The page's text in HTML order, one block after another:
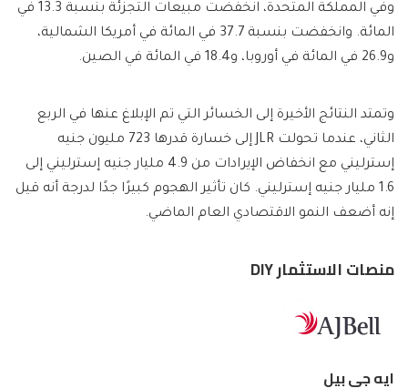
وفي المملكة المتحدة، انخفضت مبيعات التجزئة بنسبة 13.3 في
المائة. وانخفضت بنسبة 37.7 في المائة في أمريكا الشمالية،
و26.9 في المائة في أوروبا، و18.4 في المائة في الصين.
وتمتد النتائج الأخيرة إلى الخسائر التي تم الإبلاغ عنها في الربع
الثاني، عندما تحولت JLR إلى خسارة قدرها 723 مليون جنيه
إسترليني مع انخفاض الإيرادات من 4.9 مليار جنيه إسترليني إلى
1.6 مليار جنيه إسترليني. كان تأثير الهجوم كبيرًا جدًا لدرجة أنه قيل
إنه أضعف النمو الاقتصادي العام الماضي.
منصات الاستثمار DIY
ايه جي بيل